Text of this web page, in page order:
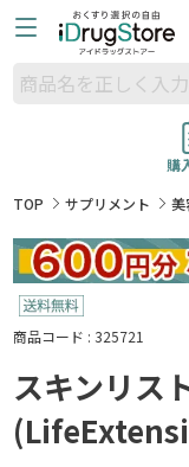
購
TOP
サプリメント 美
商品コード : 325721
スキンリス